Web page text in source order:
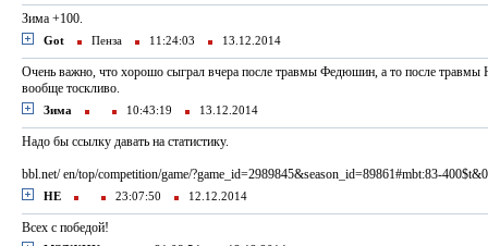
Зима +100.
Got Пенза 11:24:03 13.12.2014
Очень важно, что хорошо сыграл вчера после травмы Федюшин, а то после
вообще тоскливо.
Зима 10:43:19 13.12.2014
Надо бы ссылку давать на статистику.
bbl.net/ en/top/competition/game/?game_id=2989845&season_id=89861#mbt:83-
НЕ 23:07:50 12.12.2014
Всех с победой!